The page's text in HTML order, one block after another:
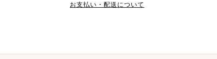
お支払い・配送について